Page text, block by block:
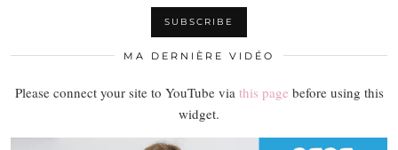
MA DERNIÈRE VIDÉO
Please connect your site to YouTube via this page before using this
widget.